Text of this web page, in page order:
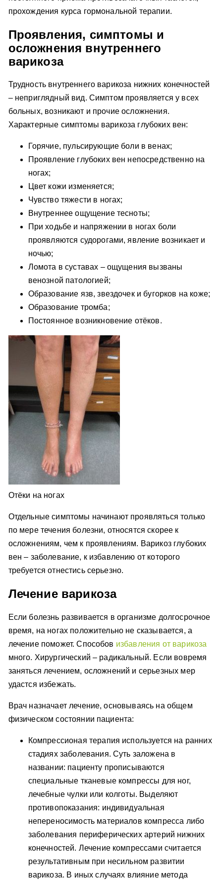
прохождения курса гормональной терапии.
Проявления, симптомы и
осложнения внутреннего
варикоза
Трудность внутреннего варикоза нижних конечностей
– неприглядный вид. Симптом проявляется у всех
больных, возникают и прочие осложнения.
Характерные симптомы варикоза глубоких вен:
Горячие, пульсирующие боли в венах;
Проявление глубоких вен непосредственно на
ногах;
Цвет кожи изменяется;
Чувство тяжести в ногах;
Внутреннее ощущение тесноты;
При ходьбе и напряжении в ногах боли
проявляются судорогами, явление возникает и
ночью;
Ломота в суставах – ощущения вызваны
венозной патологией;
Образование язв, звездочек и бугорков на коже;
Образование тромба;
Постоянное возникновение отёков.
Отёки на ногах
Отдельные симптомы начинают проявляться только
по мере течения болезни, относятся скорее к
осложнениям, чем к проявлениям. Варикоз глубоких
вен – заболевание, к избавлению от которого
требуется отнестись серьезно.
Лечение варикоза
Если болезнь развивается в организме долгосрочное
время, на ногах положительно не сказывается, а
лечение поможет. Способов избавления от варикоза
много. Хирургический – радикальный. Если вовремя
заняться лечением, осложнений и серьезных мер
удастся избежать.
Врач назначает лечение, основываясь на общем
физическом состоянии пациента:
Компрессионая терапия используется на ранних
стадиях заболевания. Суть заложена в
названии: пациенту прописываются
специальные тканевые компрессы для ног,
лечебные чулки или колготы. Выделяют
противопоказания: индивидуальная
непереносимость материалов компресса либо
заболевания периферических артерий нижних
конечностей. Лечение компрессами считается
результативным при несильном развитии
варикоза. В иных случаях влияние метода